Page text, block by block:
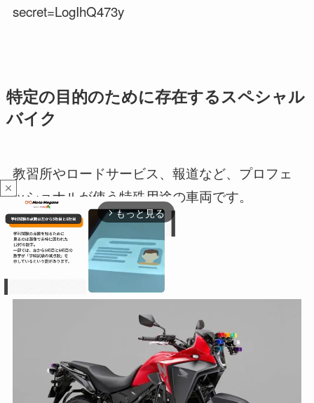
secret=LogIhQ473y
特定の目的のために存在するスペシャル
バイク
教習所やロードサービス、報道など、プロフェ
ッショナルが使う特殊用途の車両です。
教習車
close
arrow_forward_ios もっと見る
e